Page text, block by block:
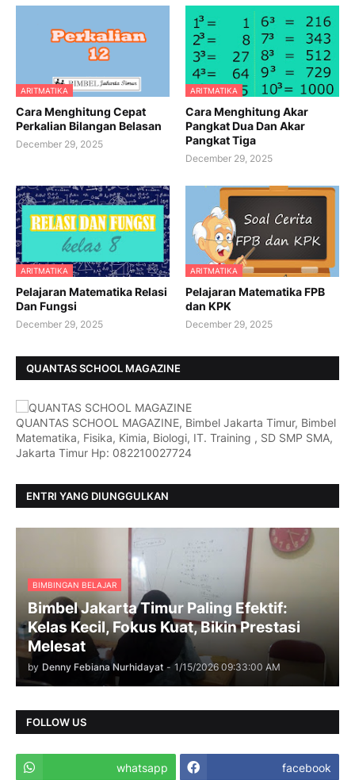
ARITMATIKA
Cara Menghitung Cepat
Perkalian Bilangan Belasan
December 29, 2025
ARITMATIKA
Cara Menghitung Akar
Pangkat Dua Dan Akar
Pangkat Tiga
December 29, 2025
ARITMATIKA
Pelajaran Matematika Relasi
Dan Fungsi
December 29, 2025
ARITMATIKA
Pelajaran Matematika FPB
dan KPK
December 29, 2025
QUANTAS SCHOOL MAGAZINE
QUANTAS SCHOOL MAGAZINE, Bimbel Jakarta Timur, Bimbel
Matematika, Fisika, Kimia, Biologi, IT. Training , SD SMP SMA,
Jakarta Timur Hp: 082210027724
ENTRI YANG DIUNGGULKAN
BIMBINGAN BELAJAR
Bimbel Jakarta Timur Paling Efektif:
Kelas Kecil, Fokus Kuat, Bikin Prestasi
Melesat
by Denny Febiana Nurhidayat - 1/15/2026 09:33:00 AM
FOLLOW US
whatsapp facebook